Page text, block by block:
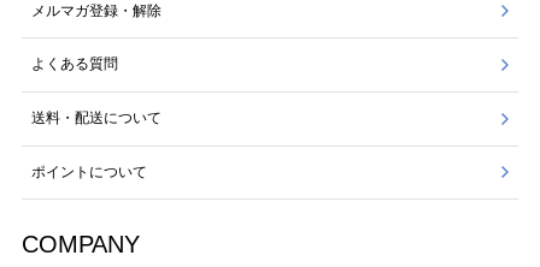
メルマガ登録・解除
よくある質問
送料・配送について
ポイントについて
COMPANY